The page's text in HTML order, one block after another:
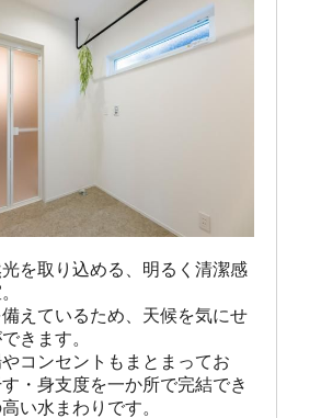
を取り込める、明るく清潔感
えているため、天候を気にせ
きます。
コンセントもまとまってお
・身支度を一か所で完結でき
い水まわりです。